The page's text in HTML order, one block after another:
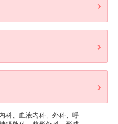
科、血液内科、外科、呼